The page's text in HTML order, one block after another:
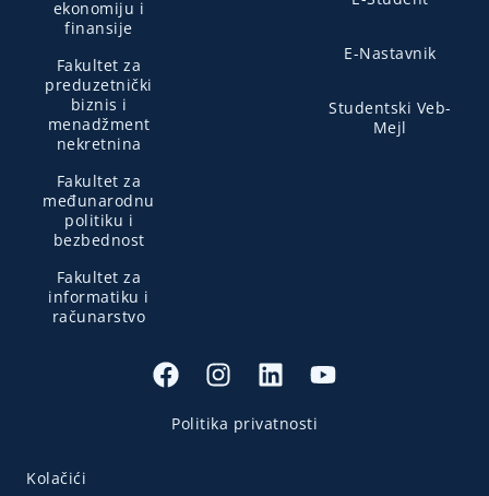
ekonomiju i
finansije
Fakultet za
preduzetnički
biznis i
menadžment
nekretnina
Fakultet za
međunarodnu
politiku i
bezbednost
Fakultet za
informatiku i
računarstvo
E-Nastavnik
Studentski Veb-
Mejl
Politika privatnosti
Kolačići